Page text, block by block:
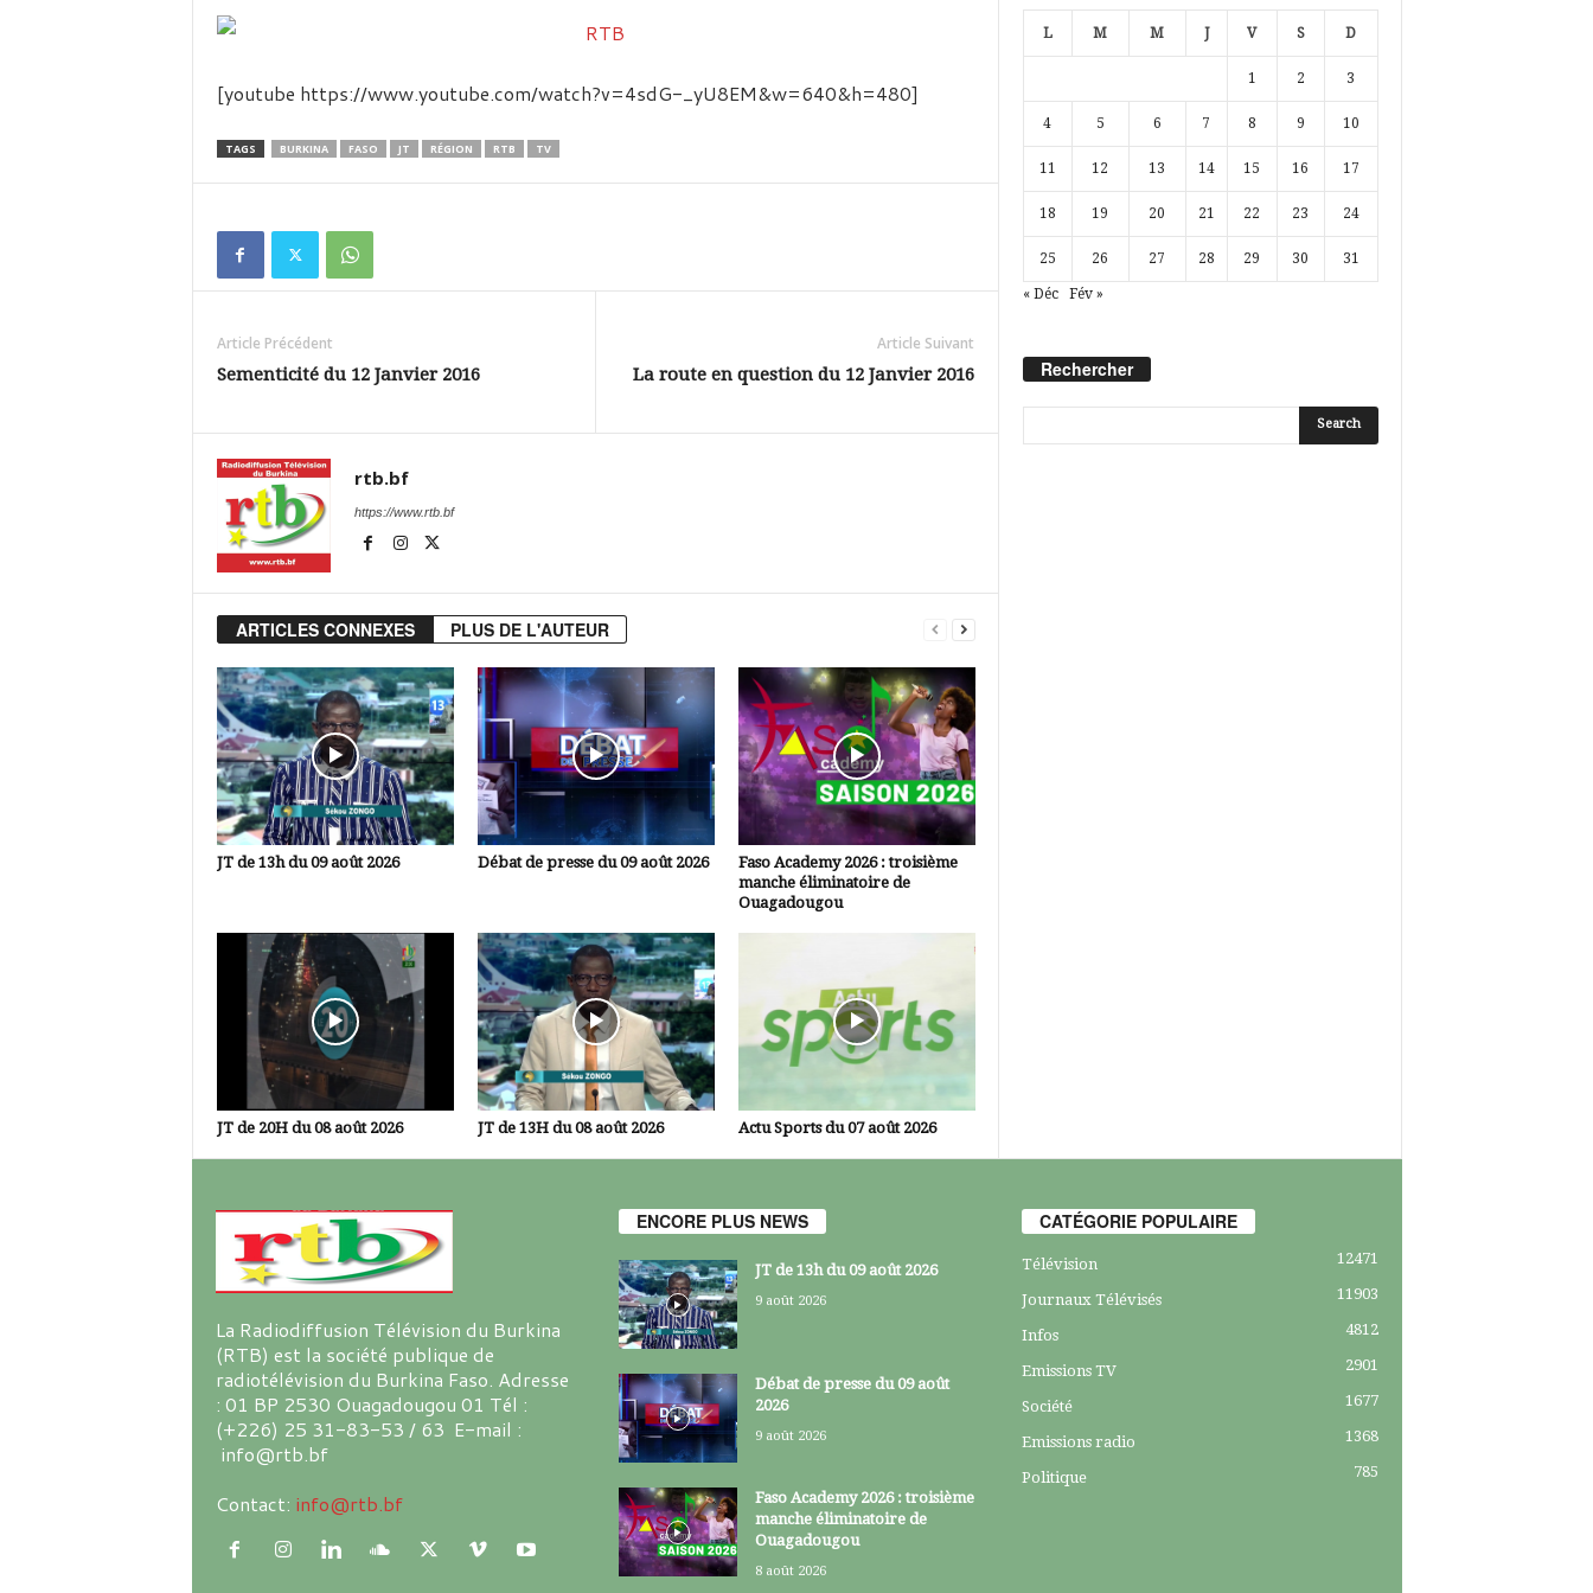
d
k
[youtube https://www.youtube.com/watch?v=4sdG-_yU8EM&w=640&h=480]
TAGS BURKINA FASO JT RÉGION RTB TV
Article Précédent
Sementicité du 12 Janvier 2016
Article Suivant
La route en question du 12 Janvier 2016
rtb.bf
https://www.rtb.bf
ARTICLES CONNEXES PLUS DE L'AUTEUR
JT de 13h du 09 août 2026 Débat de presse du 09 août 2026
Faso Academy 2026 : troisième
manche éliminatoire de
Ouagadougou
JT de 20H du 08 août 2026 JT de 13H du 08 août 2026 Actu Sports du 07 août 2026
L M M J V S D
1 2 3
4 5 6 7 8 9 10
11 12 13 14 15 16 17
18 19 20 21 22 23 24
25 26 27 28 29 30 31
« Déc Fév »
Rechercher
La Radiodiffusion Télévision du Burkina
(RTB) est la société publique de
radiotélévision du Burkina Faso. Adresse
: 01 BP 2530 Ouagadougou 01 Tél :
(+226) 25 31-83-53 / 63 E-mail :
info@rtb.bf
Contact: info@rtb.bf
ENCORE PLUS NEWS
JT de 13h du 09 août 2026
9 août 2026
Débat de presse du 09 août
2026
9 août 2026
Faso Academy 2026 : troisième
manche éliminatoire de
Ouagadougou
8 août 2026
CATÉGORIE POPULAIRE
Télévision 12471
Journaux Télévisés 11903
Infos 4812
Emissions TV 2901
Société 1677
Emissions radio 1368
Politique 785